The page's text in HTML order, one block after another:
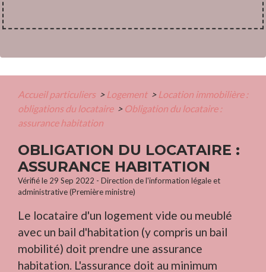
Accueil particuliers > Logement > Location immobilière :
obligations du locataire > Obligation du locataire :
assurance habitation
OBLIGATION DU LOCATAIRE :
ASSURANCE HABITATION
Vérifié le 29 Sep 2022 - Direction de l'information légale et
administrative (Première ministre)
Le locataire d'un logement vide ou meublé
avec un bail d'habitation (y compris un bail
mobilité) doit prendre une assurance
habitation. L'assurance doit au minimum